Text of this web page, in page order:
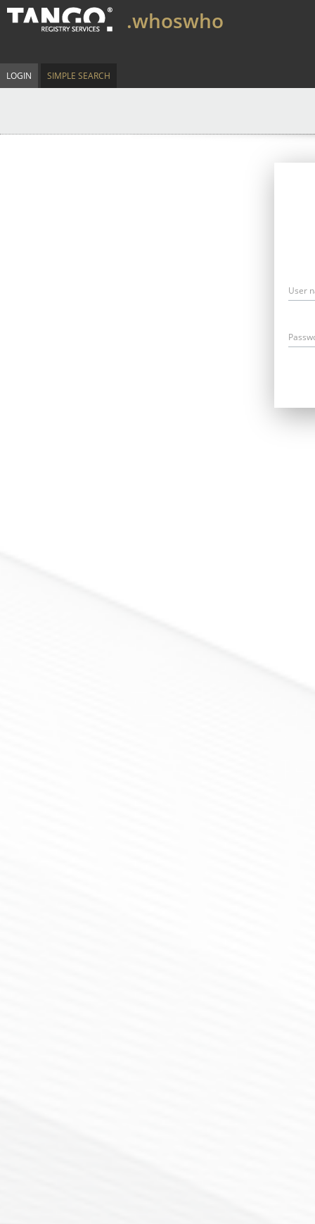
.whoswho
LOGIN SIMPLE SEARCH
User